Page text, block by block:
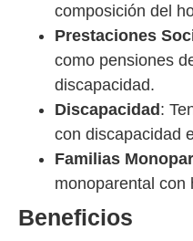
composición del
Prestaciones
como pensiones
discapacidad.
Discapacidad:
con discapacidad
Familias
monoparental con
Beneficios